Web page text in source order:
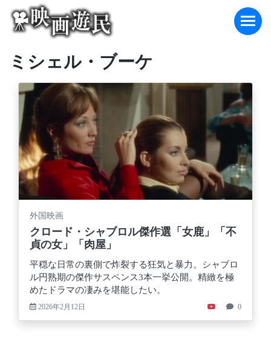
content
ミシェル・ブーケ
外国映画
クロード・シャブロル傑作選「女鹿」「不
貞の女」「肉屋」
平穏な日常の裏側で炸裂する狂気と暴力。シャブロ
ル円熟期の傑作サスペンス3本一挙公開。精緻を極
めたドラマの凄みを堪能したい。
2026年2月12日 0